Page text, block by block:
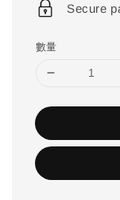
Secure
數量